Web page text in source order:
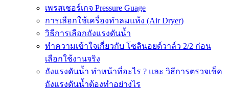
เพรสเชอร์เกจ Pressure Guage
การเลือกใช้เครื่องทำลมแห้ง (Air Dryer)
วิธีการเลือกถังแรงดันน้ำ
ทำความเข้าใจเกี่ยวกับ โซลินอยด์วาล์ว 2/2 ก่อน
เลือกใช้งานจริง
ถังแรงดันน้ำ ทำหน้าที่อะไร ? และ วิธีการตรวจเช็ค
ถังแรงดันน้ำต้องทำอย่างไร